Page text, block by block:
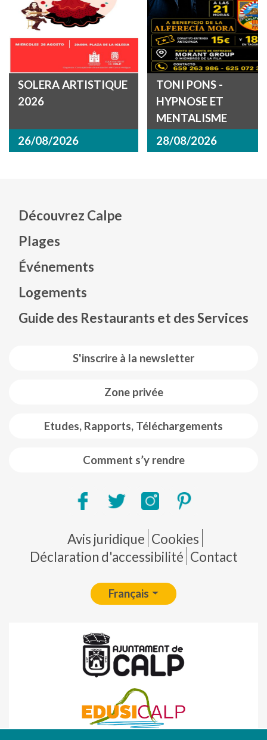
SOLERA ARTISTIQUE
2026
26/08/2026
TONI PONS -
HYPNOSE ET
MENTALISME
28/08/2026
S'inscrire à la newsletter
Zone privée
Etudes, Rapports, Téléchargements
Comment s’y rendre
Découvrez Calpe
Plages
Événements
Logements
Guide des Restaurants et des Services
Pie de página
Avis juridique Cookies
Déclaration d'accessibilité Contact
Français